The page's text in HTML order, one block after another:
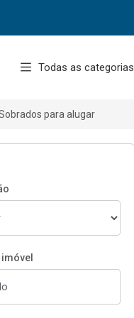
Todas as categorias
para alugar